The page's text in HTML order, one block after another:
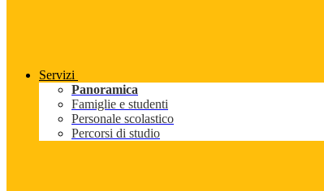
Servizi
Panoramica
Famiglie e studenti
Personale scolastico
Percorsi di studio